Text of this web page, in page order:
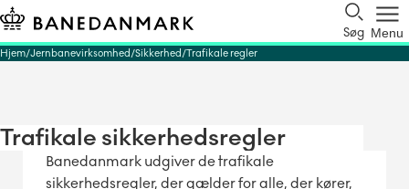
Søg Menu
Hjem Jernbanevirksomhed Sikkerhed Trafikale regler
Trafikale sikkerhedsregler
Banedanmark udgiver de trafikale
sikkerhedsregler, der gælder for alle, der kører,